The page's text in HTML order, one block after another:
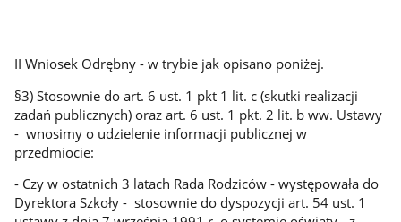
II Wniosek Odrębny - w trybie jak opisano poniżej.
§3) Stosownie do art. 6 ust. 1 pkt 1 lit. c (skutki realizacji
zadań publicznych) oraz art. 6 ust. 1 pkt. 2 lit. b ww. Ustawy
- wnosimy o udzielenie informacji publicznej w
przedmiocie:
- Czy w ostatnich 3 latach Rada Rodziców - występowała do
Dyrektora Szkoły - stosownie do dyspozycji art. 54 ust. 1